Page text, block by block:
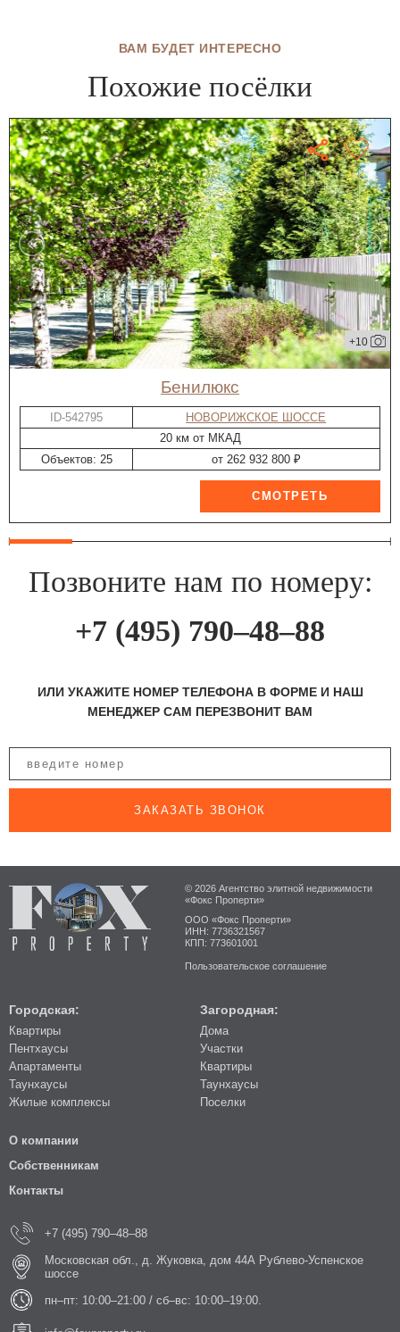
ВАМ БУДЕТ ИНТЕРЕСНО
Похожие посёлки
+10
Бенилюкс
ID-542795
НОВОРИЖСКОЕ ШОССЕ
20 км от МКАД
Объектов: 25
от 262 932 800 ₽
Позвоните нам по номеру:
+7 (495) 790–48–88
ИЛИ УКАЖИТЕ НОМЕР ТЕЛЕФОНА В ФОРМЕ И НАШ
МЕНЕДЖЕР САМ ПЕРЕЗВОНИТ ВАМ
ЗАКАЗАТЬ ЗВОНОК
© 2026 Агентство элитной недвижимости
«Фокс Проперти»
ООО «Фокс Проперти»
ИНН: 7736321567
КПП: 773601001
Пользовательское соглашение
Городская:
Квартиры
Пентхаусы
Апартаменты
Таунхаусы
Жилые комплексы
Загородная:
Дома
Участки
Квартиры
Таунхаусы
Поселки
О компании
Собственникам
Контакты
+7 (495) 790–48–88
Московская обл., д. Жуковка, дом 44А Рублево-Успенское
шоссе
пн–пт: 10:00–21:00 / сб–вс: 10:00–19:00.